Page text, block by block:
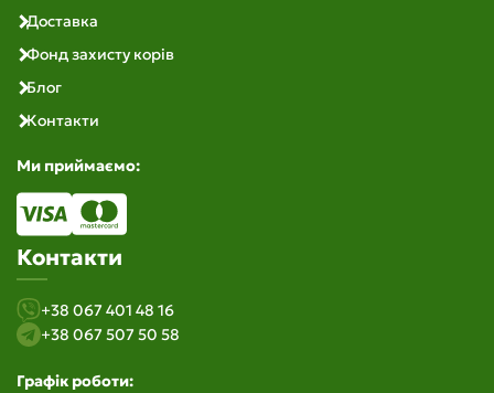
Доставка
Фонд захисту корів
Блог
Контакти
Ми приймаємо:
Контакти
+38 067 401 48 16
+38 067 507 50 58
Графік роботи: